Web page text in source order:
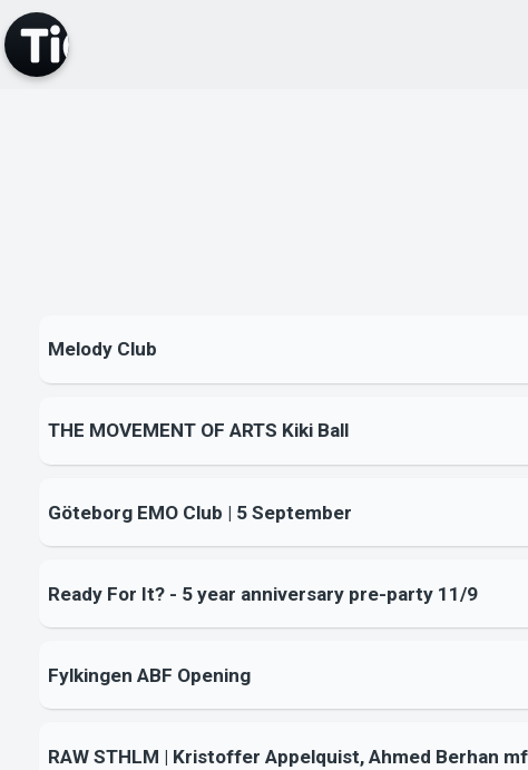
Melody Club
THE MOVEMENT OF ARTS Kiki Ball
Göteborg EMO Club | 5 September
Ready For It? - 5 year anniversary pre-party 11/9
Fylkingen ABF Opening
RAW STHLM | Kristoffer Appelquist, Ahmed Berhan mf